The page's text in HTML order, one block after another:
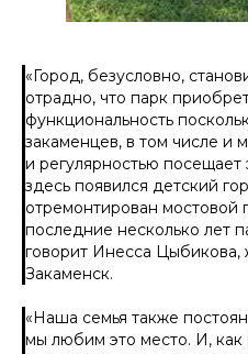
«Город, безусловно,
отрадно, что парк
функциональность
закаменцев, в том числе и
и регулярностью
здесь появился детский
отремонтирован
последние несколько лет
говорит Инесса Цыбикова,
Закаменск.
«Наша семья также
мы любим это место. И,